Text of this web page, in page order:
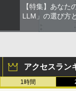
【特集】あな
LLM」の選び方
アクセスラン
1時間